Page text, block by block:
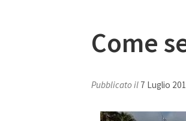
Come
Pubblicato il 7 Luglio